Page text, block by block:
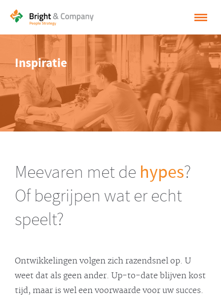
OPLOSSINGEN
CASES
INSPIRATIE
OVER BRIGHT & COMPANY
NEDERLANDS
ENGLISH
Inspiratie
Meevaren met de hypes?
Of begrijpen wat er echt
speelt?
Ontwikkelingen volgen zich razendsnel op. U
weet dat als geen ander. Up-to-date blijven kost
tijd, maar is wel een voorwaarde voor uw succes.